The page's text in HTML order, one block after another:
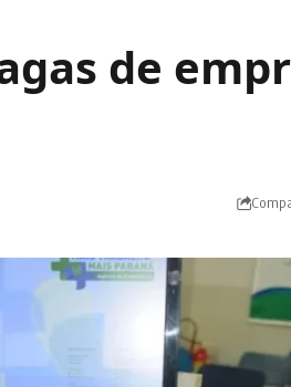
de